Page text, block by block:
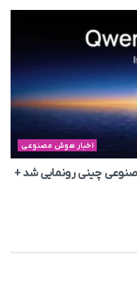
اخبار هوش مصنوعی
چینی رونمایی شد +